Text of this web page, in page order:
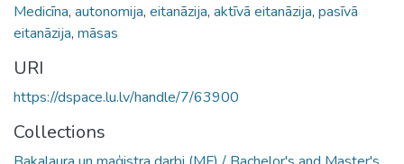
Medicīna, autonomija, eitanāzija, aktīvā eitanāzija, pasīvā
eitanāzija, māsas
URI
https://dspace.lu.lv/handle/7/63900
Collections